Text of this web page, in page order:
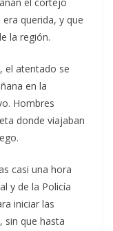
querida, y que
la región.
el atentado se
en la
Hombres
donde viajaban
casi una hora
y de la Policía
iniciar las
sin que hasta